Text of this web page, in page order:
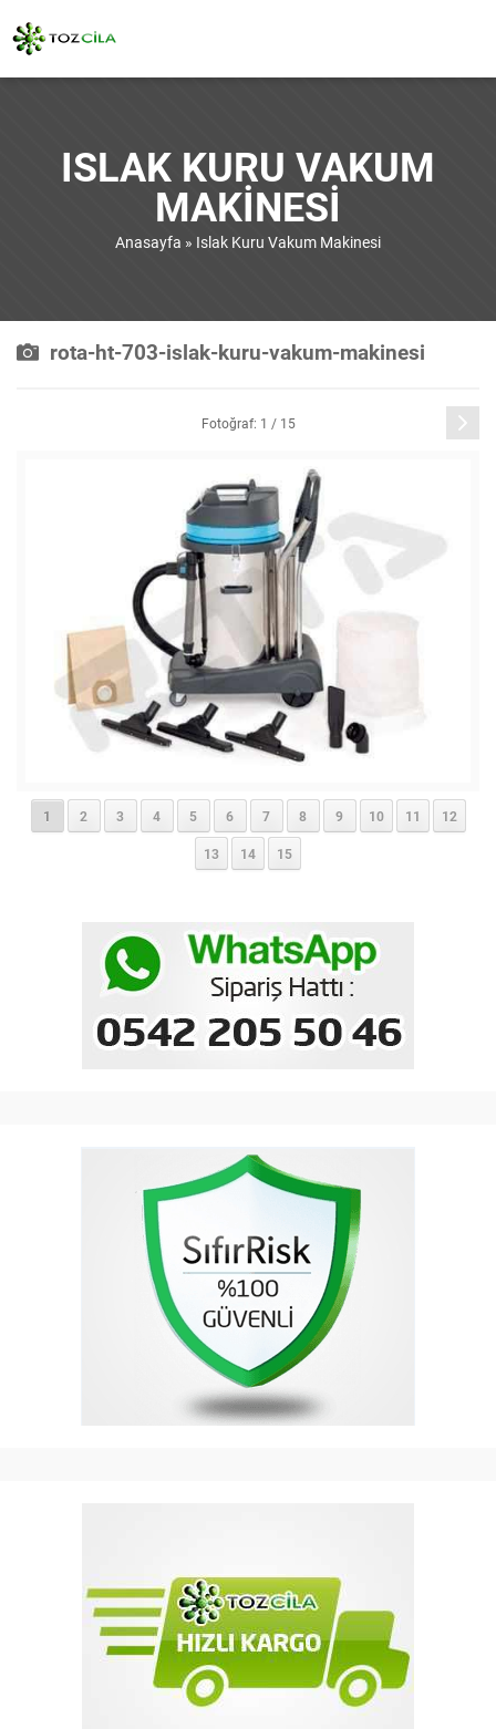
ISLAK KURU VAKUM
MAKINESI
Anasayfa » Islak Kuru Vakum Makinesi
rota-ht-703-islak-kuru-vakum-makinesi
Fotoğraf: 1 / 15
1 2 3 4 5 6 7 8 9 10 11 12
13 14 15